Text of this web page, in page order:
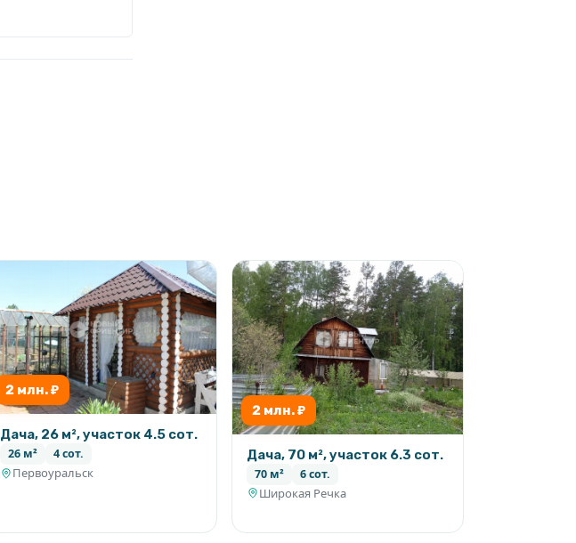
2 млн. ₽
Дача, 26 м², участок 4.5 сот.
26 м² 4 сот.
Первоуральск
2 млн. ₽
Дача, 70 м², участок 6.3 сот.
70 м² 6 сот.
Широкая Речка